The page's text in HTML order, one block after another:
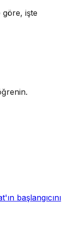
işte
başlangıcını